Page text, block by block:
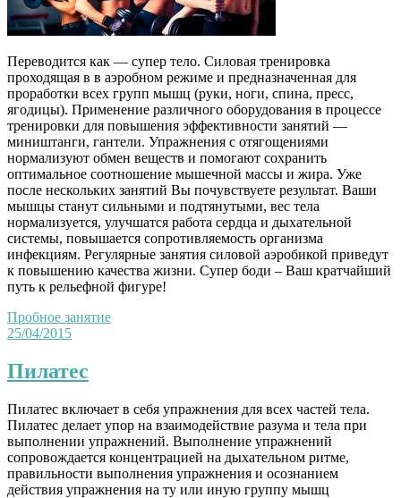
Переводится как — супер тело. Силовая тренировка
проходящая в в аэробном режиме и предназначенная для
проработки всех групп мышц (руки, ноги, спина, пресс,
ягодицы). Применение различного оборудования в процессе
тренировки для повышения эффективности занятий —
миништанги, гантели. Упражнения с отягощениями
нормализуют обмен веществ и помогают сохранить
оптимальное соотношение мышечной массы и жира. Уже
после нескольких занятий Вы почувствуете результат. Ваши
мышцы станут сильными и подтянутыми, вес тела
нормализуется, улучшатся работа сердца и дыхательной
системы, повышается сопротивляемость организма
инфекциям. Регулярные занятия силовой аэробикой приведут
к повышению качества жизни. Супер боди – Ваш кратчайший
путь к рельефной фигуре!
Пробное занятие
25/04/2015
Пилатес
Пилатес включает в себя упражнения для всех частей тела.
Пилатес делает упор на взаимодействие разума и тела при
выполнении упражнений. Выполнение упражнений
сопровождается концентрацией на дыхательном ритме,
правильности выполнения упражнения и осознанием
действия упражнения на ту или иную группу мышц